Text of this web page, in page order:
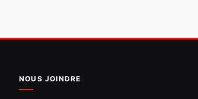
NOUS JOINDRE